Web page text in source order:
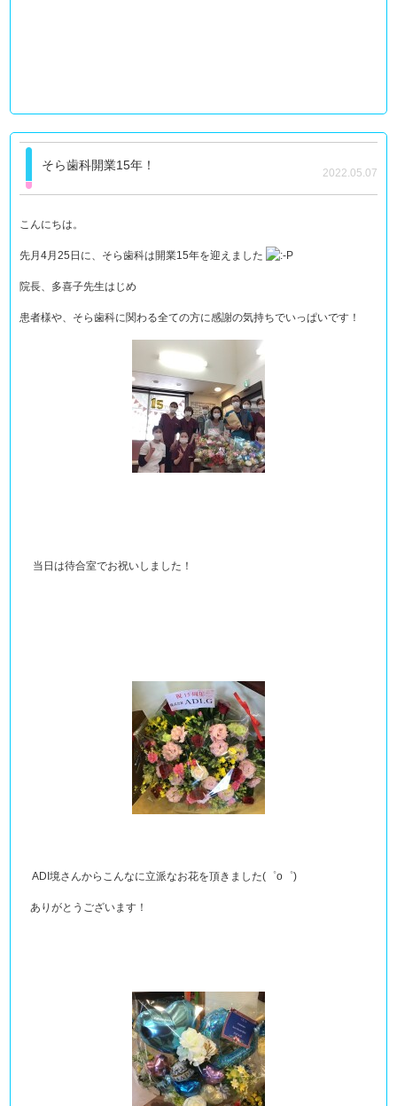
そら歯科開業15年！
2022.05.07
こんにちは。
先月4月25日に、そら歯科は開業15年を迎えました
院長、多喜子先生はじめ
患者様や、そら歯科に関わる全ての方に感謝の気持ちでいっぱいです！
当日は待合室でお祝いしました！
ADI境さんからこんなに立派なお花を頂きました(゜o゜)
ありがとうございます！